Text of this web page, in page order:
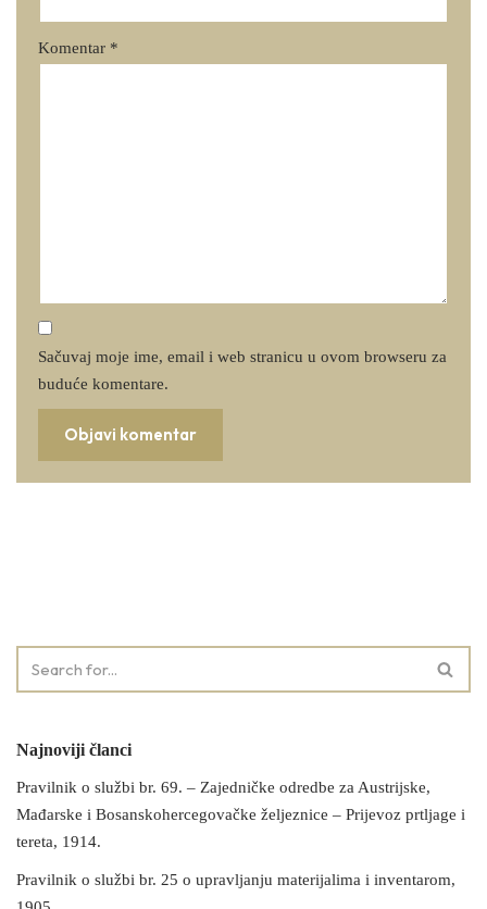
Komentar *
Sačuvaj moje ime, email i web stranicu u ovom browseru za
buduće komentare.
Najnoviji članci
Pravilnik o službi br. 69. – Zajedničke odredbe za Austrijske,
Mađarske i Bosanskohercegovačke željeznice – Prijevoz prtljage i
tereta, 1914.
Pravilnik o službi br. 25 o upravljanju materijalima i inventarom,